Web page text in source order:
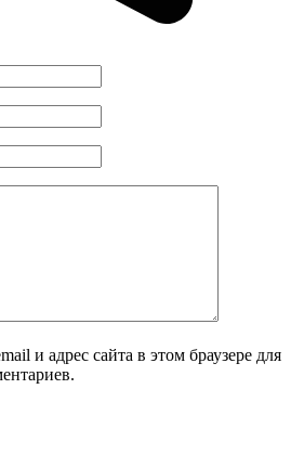
и адрес сайта в этом браузере для